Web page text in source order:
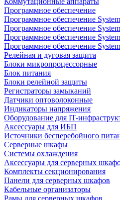
Программное обеспечение
Программное обеспечение
Программное обеспечение
Программное обеспечение
Программное обеспечение
Релейная и дуговая защита
Блоки микропроцессорные
Блок питания
Блоки релейной защиты
Регистраторы замыканий
Датчики оптоволоконные
Индикаторы напряжения
Оборудование для IT-
Аксессуары для ИБП
Источники бесперебойного
Серверные шкафы
Системы охлаждения
Аксессуары для серверных
Комплекты секционирования
Панели для серверных шкафов
Кабельные организаторы
Рамы для серверных шкафов